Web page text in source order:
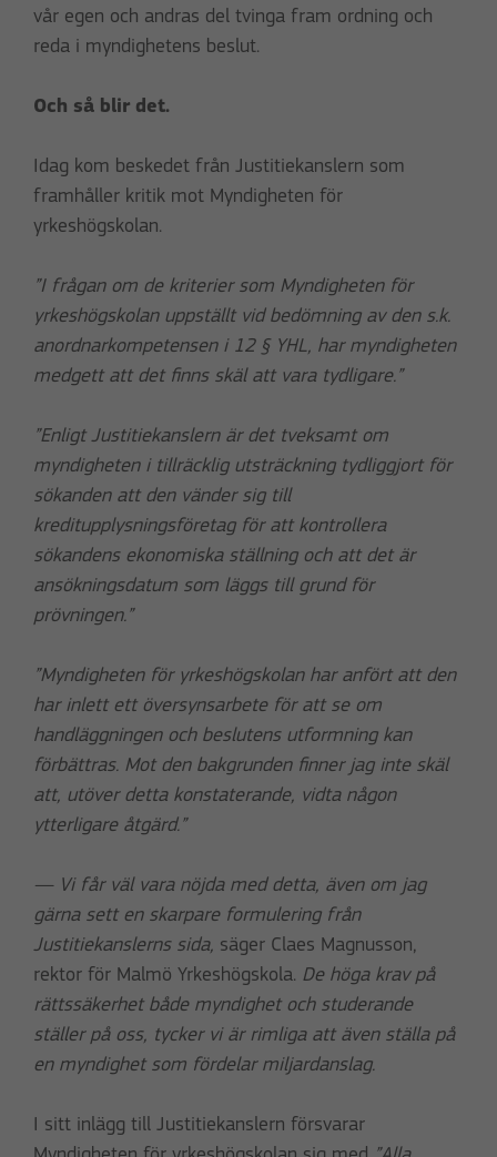
vår egen och andras del tvinga fram ordning och
reda i myndighetens beslut.
Och så blir det.
Idag kom beskedet från Justitiekanslern som
framhåller kritik mot Myndigheten för
yrkeshögskolan.
”I frågan om de kriterier som Myndigheten för
yrkeshögskolan uppställt vid bedömning av den s.k.
anordnarkompetensen i 12 § YHL, har myndigheten
medgett att det finns skäl att vara tydligare.”
”Enligt Justitiekanslern är det tveksamt om
myndigheten i tillräcklig utsträckning tydliggjort för
sökanden att den vänder sig till
kreditupplysningsföretag för att kontrollera
sökandens ekonomiska ställning och att det är
ansökningsdatum som läggs till grund för
prövningen.”
”Myndigheten för yrkeshögskolan har anfört att den
har inlett ett översynsarbete för att se om
handläggningen och beslutens utformning kan
förbättras. Mot den bakgrunden finner jag inte skäl
att, utöver detta konstaterande, vidta någon
ytterligare åtgärd.”
— Vi får väl vara nöjda med detta, även om jag
gärna sett en skarpare formulering från
Justitiekanslerns sida, säger Claes Magnusson,
rektor för Malmö Yrkeshögskola. De höga krav på
rättssäkerhet både myndighet och studerande
ställer på oss, tycker vi är rimliga att även ställa på
en myndighet som fördelar miljardanslag.
I sitt inlägg till Justitiekanslern försvarar